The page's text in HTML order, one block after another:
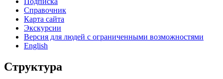
Справочник
Карта сайта
Экскурсии
Версия для людей с ограниченными возможностями
English
Структура